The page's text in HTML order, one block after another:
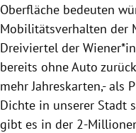
Oberfläche bedeuten
Mobilitätsverhalten der
Dreiviertel der
bereits ohne Auto
mehr Jahreskarten,- als
Dichte in unserer Stadt
gibt es in der 2-